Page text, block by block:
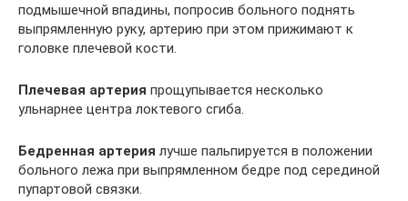
подмышечной впадины, попросив больного поднять
выпрямленную руку, артерию при этом прижимают к
головке плечевой кости.
Плечевая артерия прощупывается несколько
ульнарнее центра локтевого сгиба.
Бедренная артерия лучше пальпируется в положении
больного лежа при выпрямленном бедре под серединой
пупартовой связки.